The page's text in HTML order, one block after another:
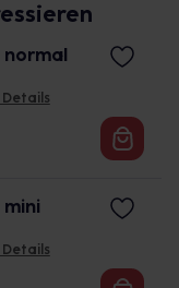
normal
mini